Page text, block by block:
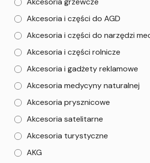
Akcesoria i części do AGD
Akcesoria i części do narzędzi
Akcesoria i części rolnicze
Akcesoria i gadżety reklamowe
Akcesoria medycyny naturalnej
Akcesoria prysznicowe
Akcesoria satelitarne
Akcesoria turystyczne
AKG